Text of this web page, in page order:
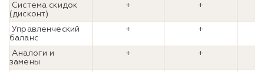
Система скидок
(дисконт)
+ +
Управленческий
баланс
+ +
Аналоги и
замены
+ +